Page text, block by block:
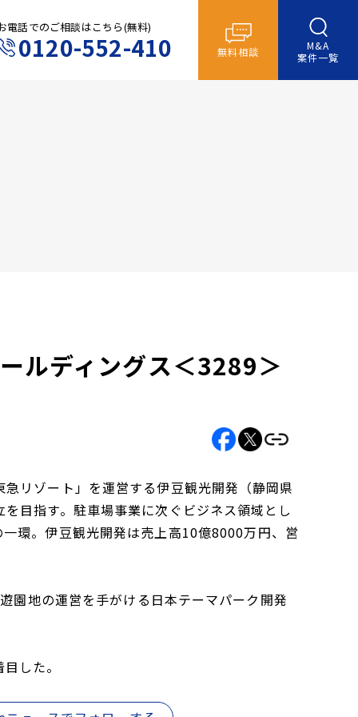
電話でのご相談はこちら(無料)
0120-552-410 無料相談
M&A
案件一覧
ルディングス＜3289＞
リゾート」を運営する伊豆観光開発（静岡県
目指す。駐車場事業に次ぐビジネス領域とし
環。伊豆観光開発は売上高10億8000万円、営
園地の運営を手がける日本テーマパーク開発
した。